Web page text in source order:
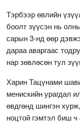
Тэрбээр өвлийн
боолт зүүсэн нь
сарын 3-нд өөр
дараа аваргаас
нар зөвлөсөн тул
Харин Тацүнами
менискийн урагдал
өвдгөнд шингэн
ноцтой гэмтэл биш ч